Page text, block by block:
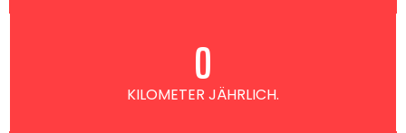
KILOMETER JÄHRLICH.
0